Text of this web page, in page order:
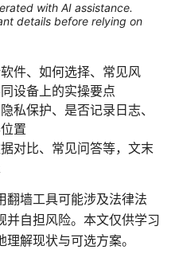
with AI assistance.
details before relying on
件、如何选择、常见风
设备上的实操要点
私保护、是否记录日志、
置
对比、常见问答等，文末
翻墙工具可能涉及法律法
并自担风险。本文仅供学习
解现状与可选方案。